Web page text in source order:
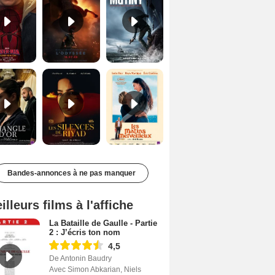
Les Silences de Riyad Bande-annonce VO STFR Les Matins merveilleux Bande-annonce VF
Bandes-annonces à ne pas manquer
films à l'affiche
La Bataille de Gaulle - Partie
2 : J’écris ton nom
4,5
De Antonin Baudry
Avec Simon Abkarian, Niels